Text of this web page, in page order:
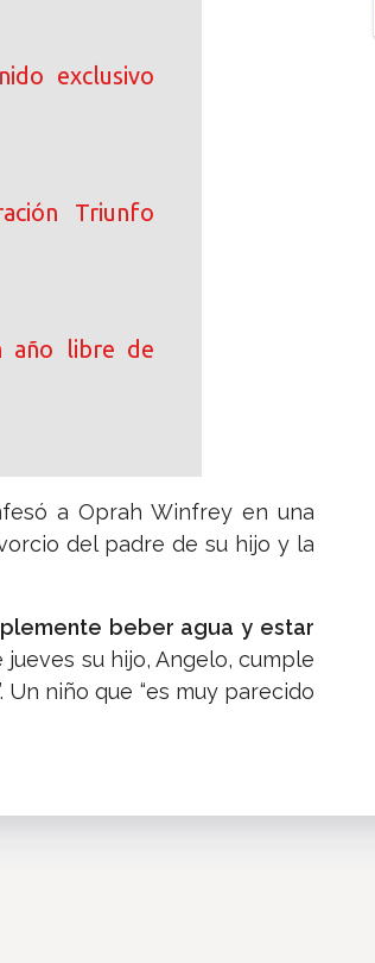
exclusivo
Triunfo
año libre de
a Oprah Winfrey en una
del padre de su hijo y la
beber agua y estar
su hijo, Angelo, cumple
Un niño que “es muy parecido